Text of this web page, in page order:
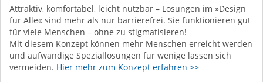
Attraktiv, komfortabel, leicht nutzbar – Lösungen im »Design
für Alle« sind mehr als nur barrierefrei. Sie funktionieren gut
für viele Menschen – ohne zu stigmatisieren!
Mit diesem Konzept können mehr Menschen erreicht werden
und aufwändige Speziallösungen für wenige lassen sich
vermeiden. Hier mehr zum Konzept erfahren >>